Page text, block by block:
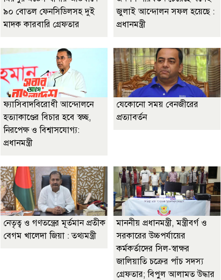
৯০ বোতল ফেনসিডিলসহ দুই
মাদক কারবারি গ্রেফতার
জুলাই আন্দোলন সফল হয়েছে :
প্রধানমন্ত্রী
ফ্যাসিবাদবিরোধী আন্দোলনে
হত্যাকাণ্ডের বিচার হবে স্বচ্ছ,
নিরপেক্ষ ও বিশ্বাসযোগ্য:
প্রধানমন্ত্রী
যেকোনো সময় বেনজীরের
প্রত্যাবর্তন
নেতৃত্ব ও গণতন্ত্রের মূর্তমান প্রতীক
বেগম খালেদা জিয়া : তথ্যমন্ত্রী
মাননীয় প্রধানমন্ত্রী, মন্ত্রীবর্গ ও
সরকারের উচ্চপর্যায়ের
কর্মকর্তাদের সিল-স্বাক্ষর
জালিয়াতি চক্রের পাঁচ সদস্য
গ্রেফতার; বিপুল আলামত উদ্ধার